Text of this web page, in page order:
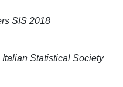
SIS 2018
Statistical Society